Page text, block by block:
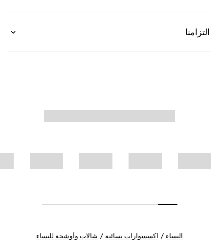
التزامنا
النساء اكسسوارات نسائية شالات وأوشحة للنساء